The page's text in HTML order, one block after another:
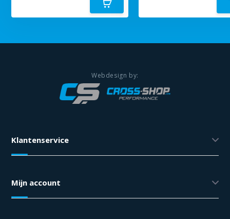
Klantenservice
Mijn account